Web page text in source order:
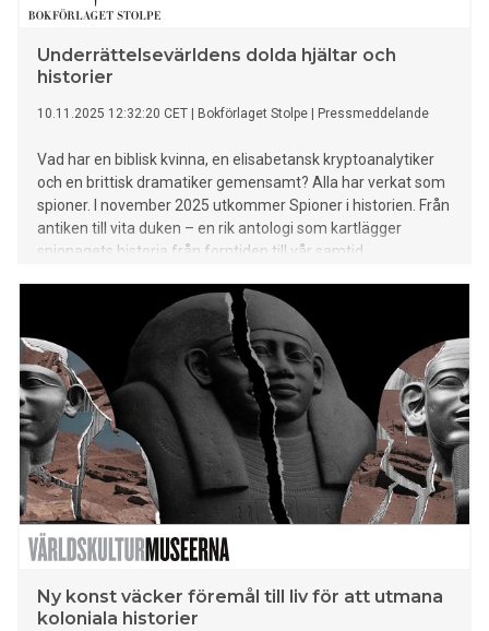
Underrättelsevärldens dolda hjältar och
historier
10.11.2025 12:32:20 CET Bokförlaget Stolpe Pressmeddelande
Vad har en biblisk kvinna, en elisabetansk kryptoanalytiker
och en brittisk dramatiker gemensamt? Alla har verkat som
spioner. I november 2025 utkommer Spioner i historien. Från
antiken till vita duken – en rik antologi som kartlägger
spionagets historia från forntiden till vår samtid.
Ny konst väcker föremål till liv för att utmana
koloniala historier